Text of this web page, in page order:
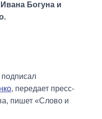
Богуна и
, передает пресс-
пишет «Слово и